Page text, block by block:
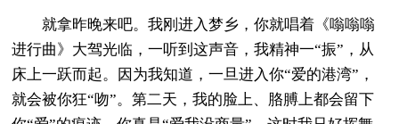
就拿昨晚来吧。我刚进入梦乡，你就唱着《嗡嗡嗡
进行曲》大驾光临，一听到这声音，我精神一“振”，从
床上一跃而起。因为我知道，一旦进入你“爱的港湾”，
就会被你狂“吻”。第二天，我的脸上、胳膊上都会留下